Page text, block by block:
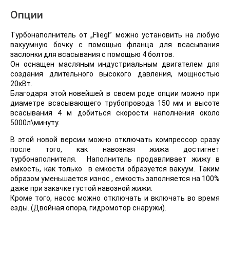
Опции
Турбонаполнитель от „Fliegl” можно установить на любую
вакуумную бочку с помощью фланца для всасывания
заслонки для всасывания с помощью 4 болтов.
Он оснащен масляным индустриальным двигателем для
создания длительного высокого давления, мощностью
20кВт.
Благодаря этой новейшей в своем роде опции можно при
диаметре всасывающего трубопровода 150 мм и высоте
всасывания 4 м добиться скорости наполнения около
5000л\минуту.
В этой новой версии можно отключать компрессор сразу
после того, как навозная жижа достигнет
турбонаполнителя. Наполнитель продавливает жижу в
емкость, как только в емкости образуется вакуум. Таким
образом уменьшается износ , емкость заполняется на 100%
даже при закачке густой навозной жижи.
Кроме того, насос можно отключать и включать во время
езды. (Двойная опора, гидромотор снаружи).